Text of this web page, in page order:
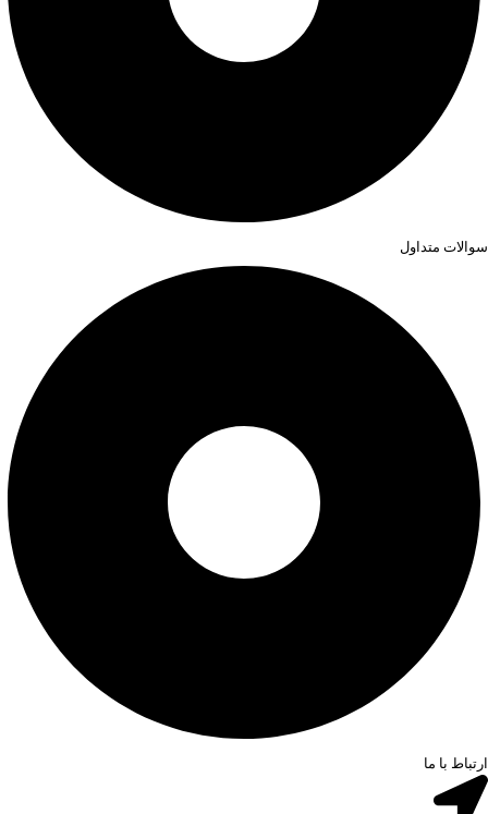
سوالات متداول
ارتباط با ما